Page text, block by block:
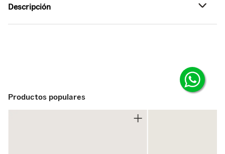
Descripción
Productos populares